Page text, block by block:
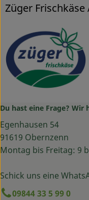
Züger Frischkäse
Du hast eine Frage? Wir
Egenhausen 54
91619 Obernzenn
Montag bis Freitag: 9
Schick uns eine
09844 33 5 99 0